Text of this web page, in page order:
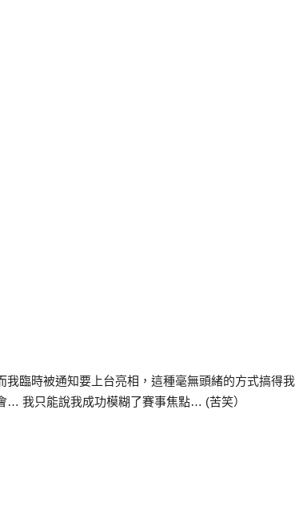
臨時被通知要上台亮相，這種毫無頭緒的方式搞得我
… 我只能說我成功模糊了賽事焦點… (苦笑）